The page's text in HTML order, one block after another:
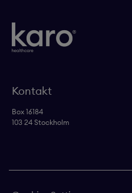
Kontakt
Box 16184
103 24 Stockholm